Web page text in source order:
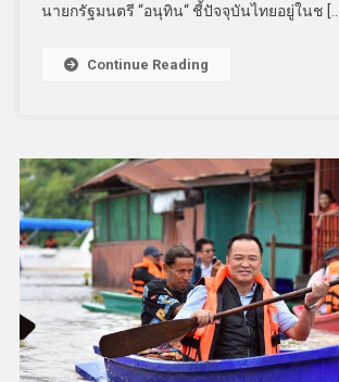
นายกรัฐมนตรี “อนุทิน“ ชี้ปัจจุบันไทยอยู่ในช […]
Continue Reading